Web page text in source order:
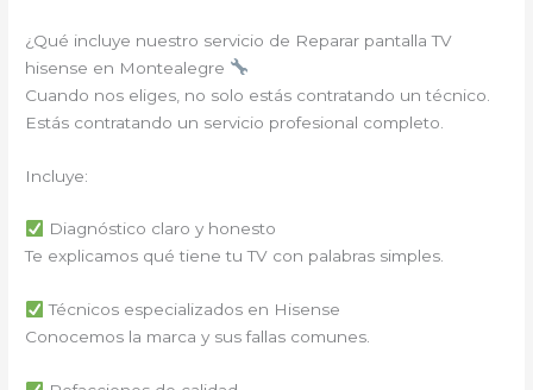
¿Qué incluye nuestro servicio de Reparar pantalla TV
hisense en Montealegre
Cuando nos eliges, no solo estás contratando un técnico.
Estás contratando un servicio profesional completo.
Incluye:
Diagnóstico claro y honesto
Te explicamos qué tiene tu TV con palabras simples.
Técnicos especializados en Hisense
Conocemos la marca y sus fallas comunes.